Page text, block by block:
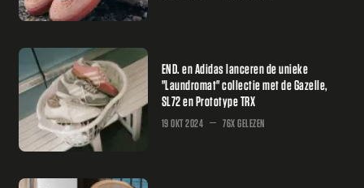
END. en Adidas lanceren de unieke
"Laundromat" collectie met de Gazelle,
SL72 en Prototype TRX
19 OKT 2024 76X GELEZEN